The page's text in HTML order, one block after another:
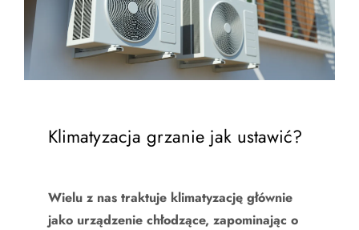
Klimatyzacja grzanie jak ustawić?
Wielu z nas traktuje klimatyzację głównie
jako urządzenie chłodzące, zapominając o